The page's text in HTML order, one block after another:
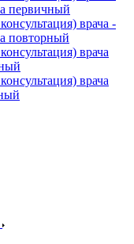
первичный
врача -
повторный
врача
врача